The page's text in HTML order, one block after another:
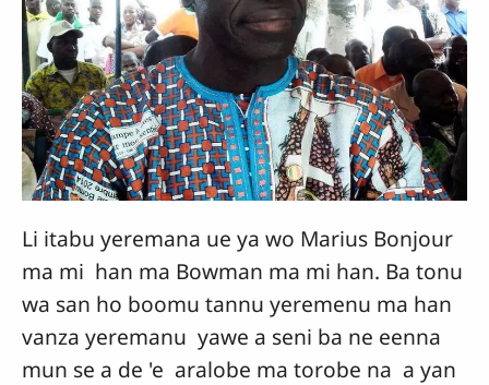
Li itabu yeremana ue ya wo Marius Bonjour
ma mi han ma Bowman ma mi han. Ba tonu
wa san ho boomu tannu yeremenu ma han
vanza yeremanu yawe a seni ba ne eenna
mun se a de 'e aralobe ma torobe na a yan